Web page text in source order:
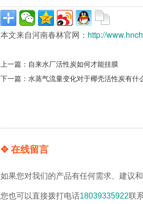
本文来自河南春林官网： http://
上一篇： 自来水厂活性炭如何才能挂膜
下一篇： 水蒸气流量变化对于椰壳活性炭有什
✥ 在线留言
如果您对我们的产品有任何需求、建议
您也可以直接拨打电话18039335922联